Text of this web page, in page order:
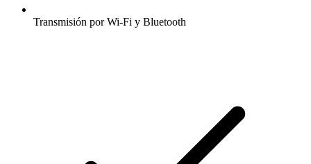
Transmisión por Wi-Fi y Bluetooth